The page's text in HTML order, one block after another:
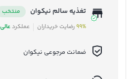
تغذیه سالم نیکوان
منتخب
99%رضایت خریداران عملکردعالی
ضمانت مرجوعی نیکوان